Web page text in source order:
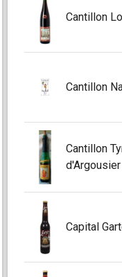
Cantillon
Cantillon
Cantillon
d'Argousier
Capital